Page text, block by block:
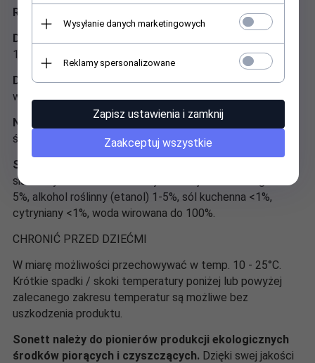
Rozcieńczony:
Do mycia mopem:
10 litrów wody, w zależności od stopnia zabrudzenia.
Do mycia okien: 5 ml Płynu uniwersalnego na 5 litrów
wody. Użyj gąbki i ściągaczki gumowej do okien.
Nierozcieńczony:Kilka kropel na gąbkę lub zwilżoną
ściereczkę.
Skład:
siarczany alkoholi tłuszczowych z oleju kokosowego 1–
5%, alkohol roślinny (etanol) 1-5%, sól kuchenna <1%,
cytryniany <1%, woda wirowana do 100%.
CHRONIĆ PRZED DZIEĆMI
W miarę możliwości przechowywać w temp. 10 - 25°C.
Krótkie spadki / skoki temperatury poniżej lub powyżej
zalecanego zakresu temperatur są możliwe bez
uszkodzenia produktu.
Sonett należy do pionierów produkcji ekologicznych
środków piorących i czyszczących. Dzięki swej jakości
Wysyłanie danych marketingowych
Reklamy spersonalizowane
Zapisz ustawienia i zamknij
Zaakceptuj wszystkie